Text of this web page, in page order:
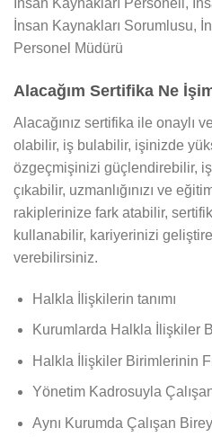
İnsan Kaynakları Personeli,
İnsan Kaynakları Sorumlusu,
Personel Müdürü
Alacağım Sertifika Ne
Alacağınız sertifika ile onaylı
olabilir, iş bulabilir, işinizde
özgeçmişinizi güçlendirebilir,
çıkabilir, uzmanlığınızı ve
rakiplerinize fark atabilir,
kullanabilir, kariyerinizi
verebilirsiniz.
Halkla İlişkilerin tanımı
Kurumlarda Halkla İlişkiler
Halkla İlişkiler Birimlerinin
Yönetim Kadrosuyla
Aynı Kurumda Çalışan